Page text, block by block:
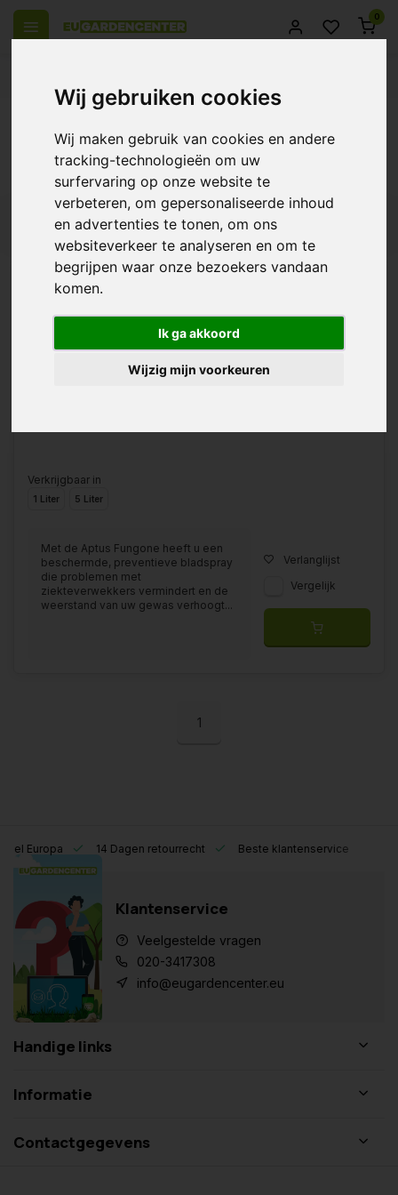
Wij gebruiken cookies
Wij maken gebruik van cookies en andere
tracking-technologieën om uw
surfervaring op onze website te
verbeteren, om gepersonaliseerde inhoud
en advertenties te tonen, om ons
websiteverkeer te analyseren en om te
begrijpen waar onze bezoekers vandaan
komen.
Ik ga akkoord
Wijzig mijn voorkeuren
0
Producten getagd met aptus fungone
concentraat
Aptus Fungone
Concentraat
€44,30
Verkrijgbaar in
1 Liter 5 Liter
Met de Aptus Fungone heeft u een
beschermde, preventieve bladspray
die problemen met
ziekteverwekkers vermindert en de
weerstand van uw gewas verhoogt...
Verlanglijst
Vergelijk
1
Europa 14 Dagen retourrecht Beste klantenservice
Klantenservice
Veelgestelde vragen
020-3417308
info@eugardencenter.eu
Handige links
Informatie
Contactgegevens